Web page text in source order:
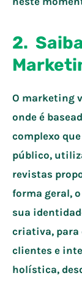
2.
O marketing
onde é
complexo
público,
revistas
forma geral,
sua
criativa, para
clientes e
holística,